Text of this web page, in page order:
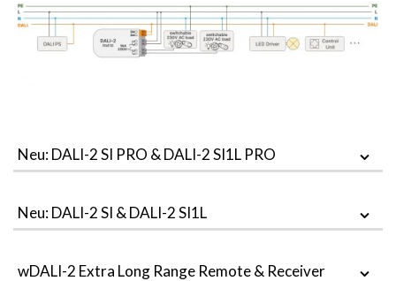
Neu: DALI-2 SI PRO & DALI-2 SI1L PRO
Neu: DALI-2 SI & DALI-2 SI1L
wDALI-2 Extra Long Range Remote & Receiver